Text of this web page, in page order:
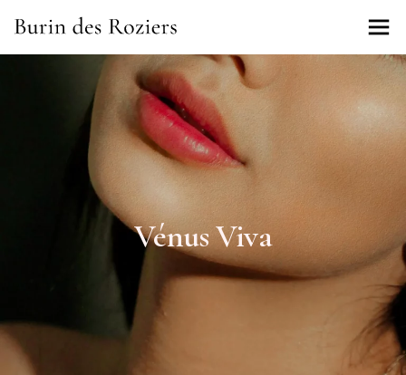
Vénus Viva